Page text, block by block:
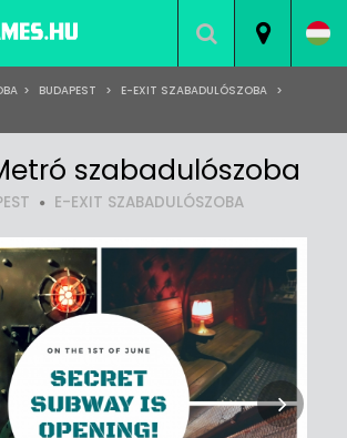
> BUDAPEST > E-EXIT SZABADULÓSZOBA >
szabadulószoba
E-EXIT SZABADULÓSZOBA